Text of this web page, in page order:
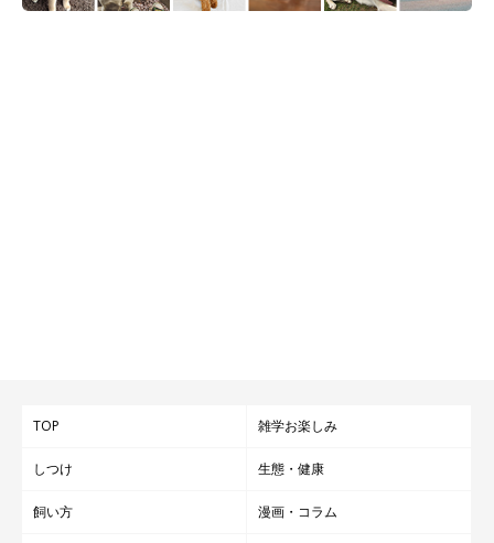
TOP 雑学お楽しみ
しつけ 生態・健康
飼い方 漫画・コラム